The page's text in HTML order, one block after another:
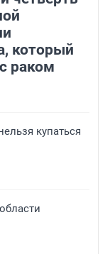
который
раком
купаться